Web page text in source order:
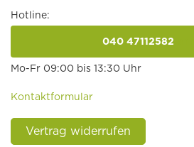
Hotline:
040 47112582
Mo-Fr 09:00 bis 13:30 Uhr
Kontaktformular
Vertrag widerrufen